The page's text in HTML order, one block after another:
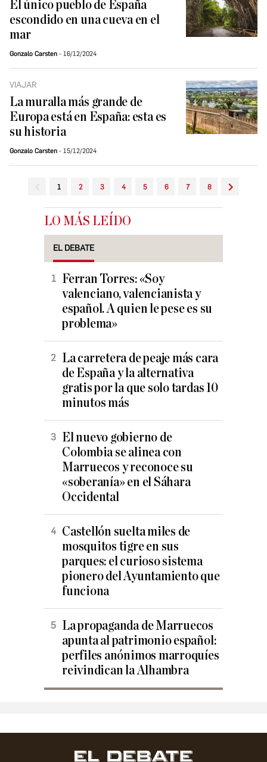
El único pueblo de España
escondido en una cueva en el
mar
Gonzalo Carsten 16/12/2024
VIAJAR
La muralla más grande de
Europa está en España: esta es
su historia
Gonzalo Carsten 15/12/2024
1 2 3 4 5 6 7 8
LO MÁS LEÍDO
EL DEBATE
Ferran Torres: «Soy
valenciano, valencianista y
español. A quien le pese es su
problema»
La carretera de peaje más cara
de España y la alternativa
gratis por la que solo tardas 10
minutos más
El nuevo gobierno de
Colombia se alinea con
Marruecos y reconoce su
«soberanía» en el Sáhara
Occidental
Castellón suelta miles de
mosquitos tigre en sus
parques: el curioso sistema
pionero del Ayuntamiento que
funciona
La propaganda de Marruecos
apunta al patrimonio español:
perfiles anónimos marroquíes
reivindican la Alhambra